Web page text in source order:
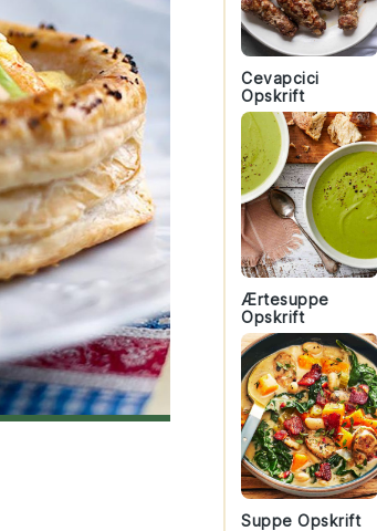
Cevapcici
Opskrift
Ærtesuppe
Opskrift
Suppe Opskrift